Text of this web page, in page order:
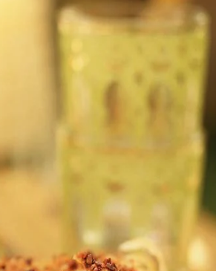
uitlekken en op ene bord scheppen. Laat het
ontstaat. Schep de helft van het eimengsel over de
rest van het amandelmengsel erover en maak er met
Haal voorzichtig uit de vorm en serveer op